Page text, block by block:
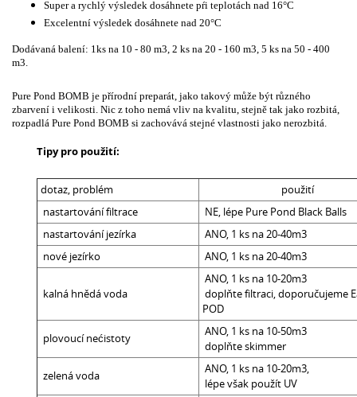
Super a rychlý výsledek dosáhnete pŕi teplotách nad 16°C
Excelentní výsledek dosáhnete nad 20°C
Dodávaná balení: 1ks na 10 - 80 m3, 2 ks na 20 - 160 m3, 5 ks na 50 - 400
m3.
Pure Pond BOMB je přírodní preparát, jako takový může být různého
zbarvení i velikosti. Nic z toho nemá vliv na kvalitu, stejně tak jako rozbitá,
rozpadlá Pure Pond BOMB si zachovává stejné vlastnosti jako nerozbitá.
Tipy pro použití:
dotaz, problém
použití
nastartování filtrace
NE, lépe Pure Pond Black Balls
nastartování jezírka
ANO, 1 ks na 20-40m3
nové jezírko
ANO, 1 ks na 20-40m3
kalná hnědá voda
ANO, 1 ks na 10-20m3
doplňte filtraci, doporučujeme
POD
plovoucí nećistoty
ANO, 1 ks na 10-50m3
doplňte skimmer
zelená voda
ANO, 1 ks na 10-20m3,
lépe však použít UV